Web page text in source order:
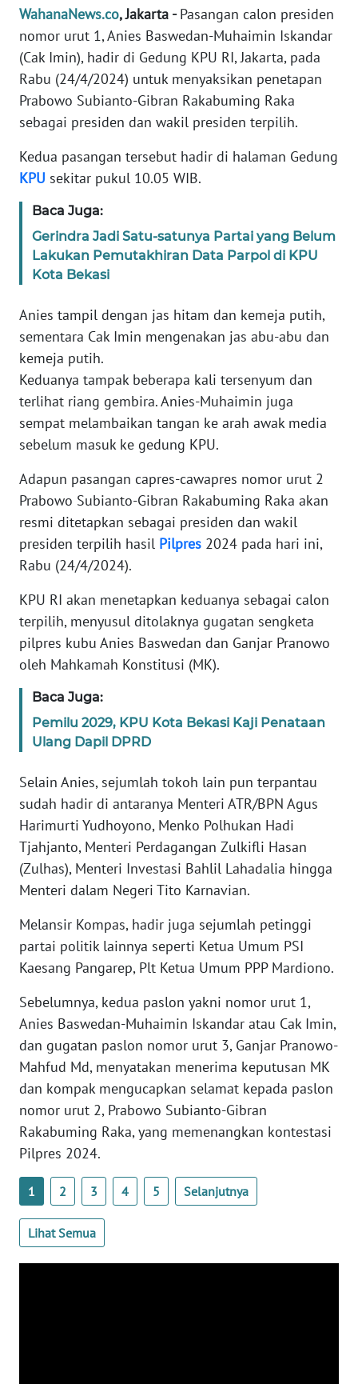
WahanaNews.co, Jakarta -Pasangan calon presiden
nomor urut 1, Anies Baswedan-Muhaimin Iskandar
(Cak Imin), hadir di Gedung KPU RI, Jakarta, pada
Rabu (24/4/2024) untuk menyaksikan penetapan
Prabowo Subianto-Gibran Rakabuming Raka
sebagai presiden dan wakil presiden terpilih.
Kedua pasangan tersebut hadir di halaman Gedung
KPU sekitar pukul 10.05 WIB.
Baca Juga:
Gerindra Jadi Satu-satunya Partai yang Belum
Lakukan Pemutakhiran Data Parpol di KPU
Kota Bekasi
Anies tampil dengan jas hitam dan kemeja putih,
sementara Cak Imin mengenakan jas abu-abu dan
kemeja putih.
Keduanya tampak beberapa kali tersenyum dan
terlihat riang gembira. Anies-Muhaimin juga
sempat melambaikan tangan ke arah awak media
sebelum masuk ke gedung KPU.
Adapun pasangan capres-cawapres nomor urut 2
Prabowo Subianto-Gibran Rakabuming Raka akan
resmi ditetapkan sebagai presiden dan wakil
presiden terpilih hasil Pilpres 2024 pada hari ini,
Rabu (24/4/2024).
KPU RI akan menetapkan keduanya sebagai calon
terpilih, menyusul ditolaknya gugatan sengketa
pilpres kubu Anies Baswedan dan Ganjar Pranowo
oleh Mahkamah Konstitusi (MK).
Baca Juga:
Pemilu 2029, KPU Kota Bekasi Kaji Penataan
Ulang Dapil DPRD
Selain Anies, sejumlah tokoh lain pun terpantau
sudah hadir di antaranya Menteri ATR/BPN Agus
Harimurti Yudhoyono, Menko Polhukan Hadi
Tjahjanto, Menteri Perdagangan Zulkifli Hasan
(Zulhas), Menteri Investasi Bahlil Lahadalia hingga
Menteri dalam Negeri Tito Karnavian.
Melansir Kompas, hadir juga sejumlah petinggi
partai politik lainnya seperti Ketua Umum PSI
Kaesang Pangarep, Plt Ketua Umum PPP Mardiono.
Sebelumnya, kedua paslon yakni nomor urut 1,
Anies Baswedan-Muhaimin Iskandar atau Cak Imin,
dan gugatan paslon nomor urut 3, Ganjar Pranowo-
Mahfud Md, menyatakan menerima keputusan MK
dan kompak mengucapkan selamat kepada paslon
nomor urut 2, Prabowo Subianto-Gibran
Rakabuming Raka, yang memenangkan kontestasi
Pilpres 2024.
1 2 3 4 5 Selanjutnya
Lihat Semua
BERITA
KONTAK
KAMI
INFO
IKLAN
TENTANG
KAMI
PEDOMAN
MEDIA
SIBER
KARIR
DISCLAIMER
Wahana
News
WN
SUMUT
WN
JAKARTA
WN
JABAR
BANTEN
WN
WN
WN
PAPUA
WN
PAPUA
BARAT
RIAU
WN
SERAMBI
WN
JAMBI
SULTRA
WN
NTB